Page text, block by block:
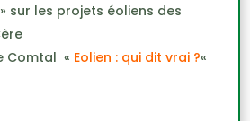
» sur les projets éoliens des
Comtal « Eolien : qui dit vrai ?«